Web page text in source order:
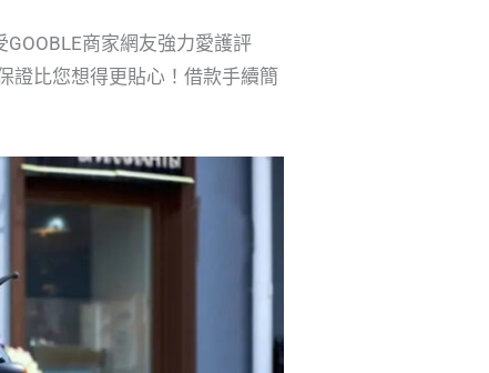
商家網友強力愛護評
證比您想得更貼心！借款手續簡